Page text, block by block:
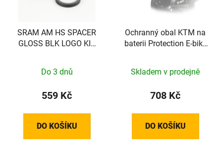
SRAM AM HS SPACER
GLOSS BLK LOGO KIT
Do 3 dnů
559 Kč
DO KOŠÍKU
Ochranný obal KTM na
baterii Protection E-bike
Skladem v prodejně
708 Kč
DO KOŠÍKU